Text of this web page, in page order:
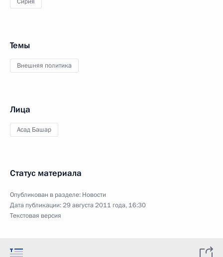
Темы
Внешняя политика
Лица
Асад Башар
Статус материала
Опубликован в разделе: Новости
Дата публикации:29 августа 2011 года, 16:30
Текстовая версия